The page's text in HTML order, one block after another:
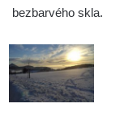
bezbarvého skla.